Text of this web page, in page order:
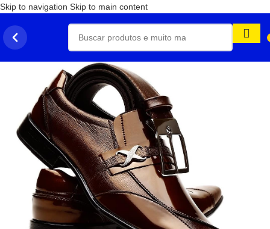
Skip to navigation Skip to main content